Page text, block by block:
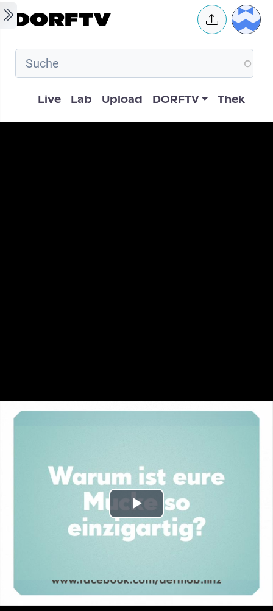
Skip to main content User
Hauptnavigation
Live Lab Upload DORFTV Thek
Play
Video